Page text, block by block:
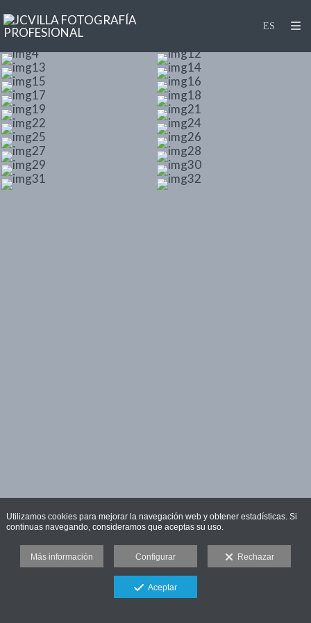
Utilizamos cookies para mejorar la navegación web y obtener estadísticas. Si
continuas navegando, consideramos que aceptas su uso.
Más información Configurar Rechazar
Aceptar